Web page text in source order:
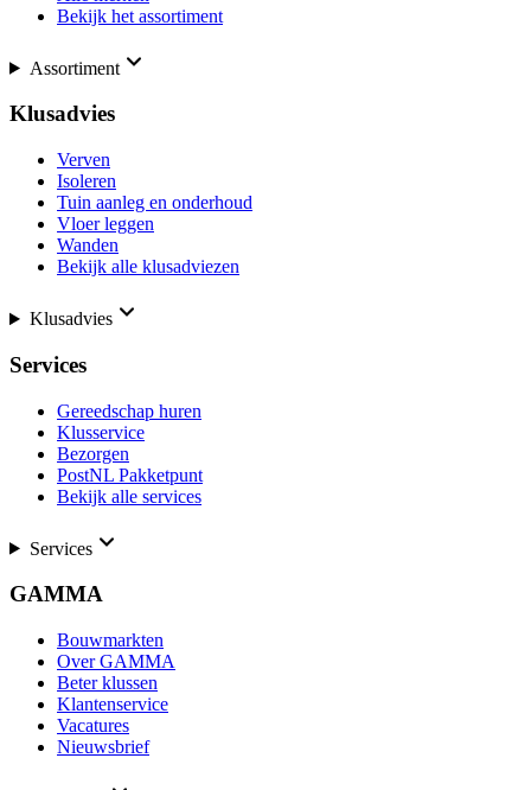
Bekijk het assortiment
Assortiment
Klusadvies
Verven
Isoleren
Tuin aanleg en onderhoud
Vloer leggen
Wanden
Bekijk alle klusadviezen
Klusadvies
Services
Gereedschap huren
Klusservice
Bezorgen
PostNL Pakketpunt
Bekijk alle services
Services
GAMMA
Bouwmarkten
Over GAMMA
Beter klussen
Klantenservice
Vacatures
Nieuwsbrief